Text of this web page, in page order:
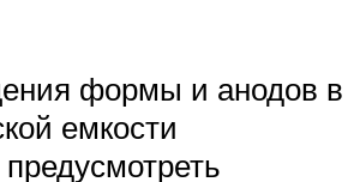
формы и анодов в
емкости